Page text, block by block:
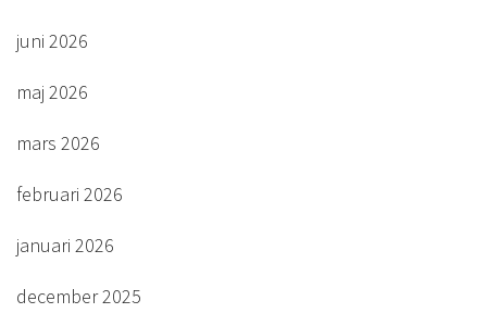
juni 2026
maj 2026
mars 2026
februari 2026
januari 2026
december 2025